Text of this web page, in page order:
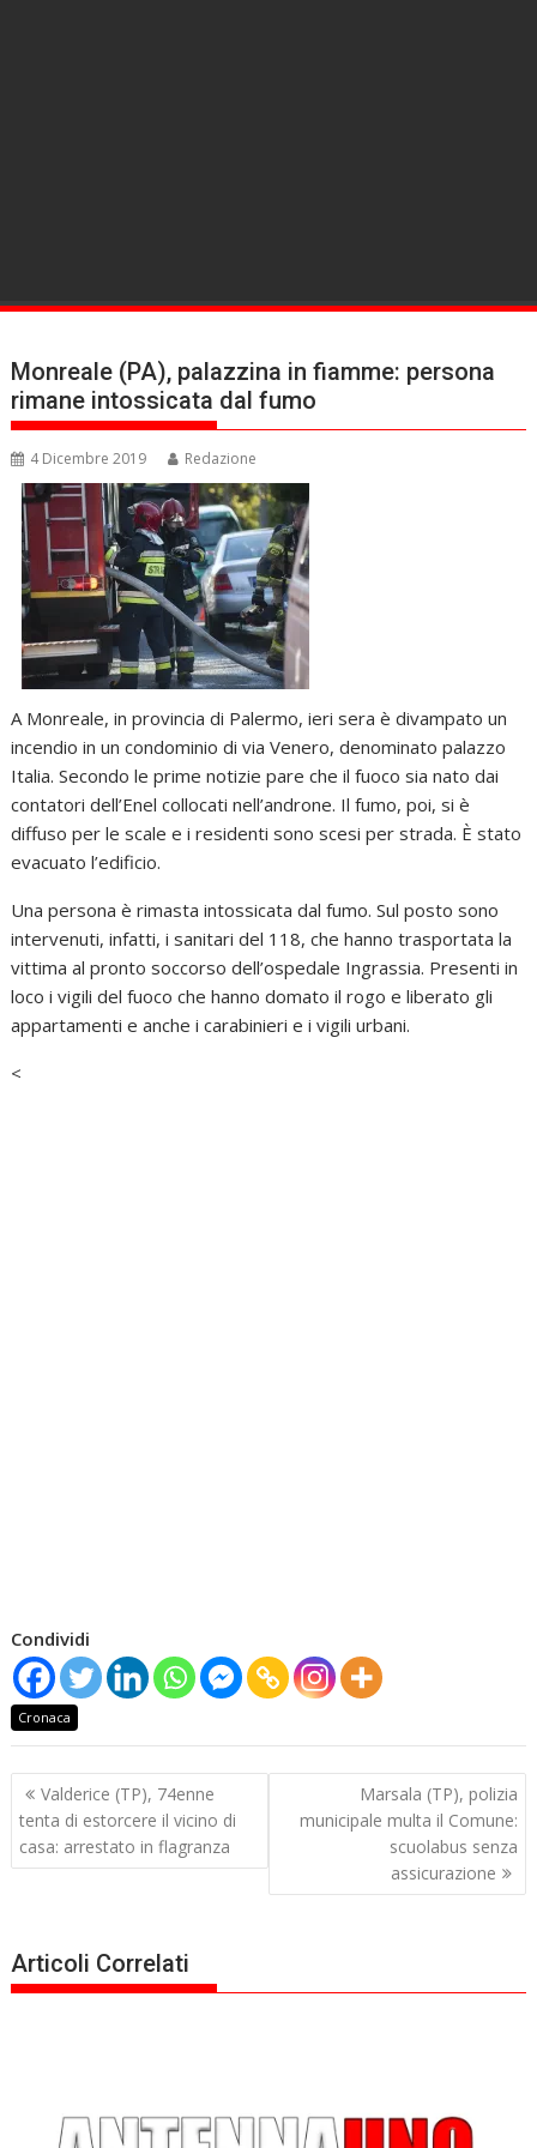
Monreale (PA), palazzina in fiamme: persona
rimane intossicata dal fumo
4 Dicembre 2019 Redazione
A Monreale, in provincia di Palermo, ieri sera è divampato un
incendio in un condominio di via Venero, denominato palazzo
Italia. Secondo le prime notizie pare che il fuoco sia nato dai
contatori dell’Enel collocati nell’androne. Il fumo, poi, si è
diffuso per le scale e i residenti sono scesi per strada. È stato
evacuato l’edificio.
Una persona è rimasta intossicata dal fumo. Sul posto sono
intervenuti, infatti, i sanitari del 118, che hanno trasportata la
vittima al pronto soccorso dell’ospedale Ingrassia. Presenti in
loco i vigili del fuoco che hanno domato il rogo e liberato gli
appartamenti e anche i carabinieri e i vigili urbani.
<
Condividi
Cronaca
Navigazione
articoli
Valderice (TP), 74enne
tenta di estorcere il vicino di
casa: arrestato in flagranza
Marsala (TP), polizia
municipale multa il Comune:
scuolabus senza
assicurazione
Articoli Correlati